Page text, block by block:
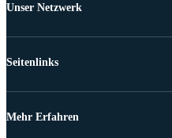
Unser Netzwerk
Seitenlinks
Mehr Erfahren